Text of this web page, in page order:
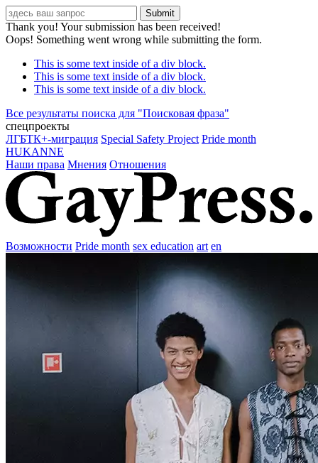
Thank you! Your submission has been received!
Oops! Something went wrong while submitting the form.
This is some text inside of a div block.
This is some text inside of a div block.
This is some text inside of a div block.
Все результаты поиска для "Поисковая фраза"
спецпроекты
ЛГБТК+-миграция Special Safety Project Pride month
HUKANNE
Наши права Мнения Отношения
Возможности Pride month sex education art en